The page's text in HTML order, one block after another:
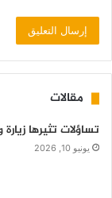
مقالات
تساؤلات تثيرها
يونيو 10, 2026